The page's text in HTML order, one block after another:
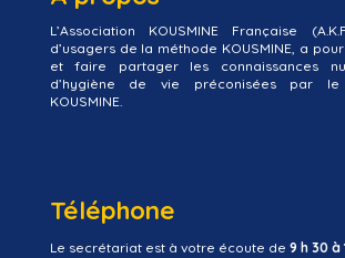
L’Association KOUSMINE Française
d’usagers de la méthode KOUSMINE, a
et faire partager les connaissances
d’hygiène de vie préconisées par le
KOUSMINE.
Téléphone
Le secrétariat est à votre écoute de 9 h 30 à